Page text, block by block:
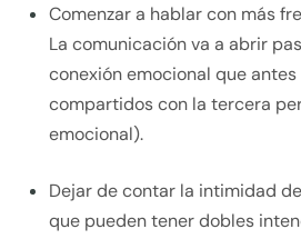
Comenzar a hablar con más
La comunicación va a abrir
conexión emocional que
compartidos con la tercera
emocional).
Dejar de contar la intimidad
que pueden tener dobles